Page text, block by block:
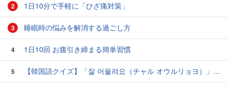
2 1日10分で手軽に「ひざ痛対策」
3 睡眠時の悩みを解消する過ごし方
4 1日10回 お腹引き締まる簡単習慣
5
【韓国語クイズ】「잘 어울려요（チャル オウルリョヨ）」の意味は？褒め言葉です♡